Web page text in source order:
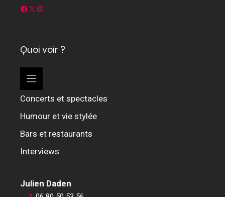
Facebook
X Instagram
Quoi voir ?
Concerts et spectacles
Humour et vie stylée
Bars et restaurants
Interviews
Julien Daden